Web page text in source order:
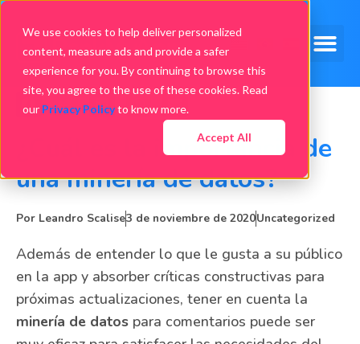
We use cookies to help deliver personalized
content, measure ads and provide a safer
experience for you. By continuing to browse this
site, you agree to the use of these cookies. Read
our Privacy Policyto know more.
Accept All
¿Cuál es la importancia de
una minería de datos?
Por Leandro Scalise3 de noviembre de 2020Uncategorized
Además de entender lo que le gusta a su público
en la app y absorber críticas constructivas para
próximas actualizaciones, tener en cuenta la
minería de datos para comentarios puede ser